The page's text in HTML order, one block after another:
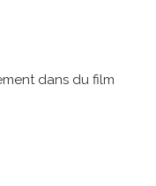
dans du film